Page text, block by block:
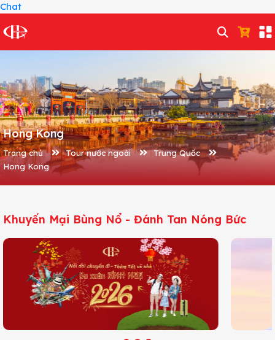
Chat
Hong Kong
Trang chủ Tour nước ngoài
Trung Quốc
Hong Kong
Khuyến Mại Bùng Nổ - Đánh Tan Nóng Bức